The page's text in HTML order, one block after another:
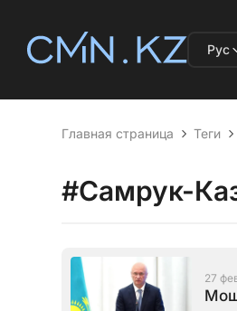
Рус
Главная страница Теги
#Самрук-
27